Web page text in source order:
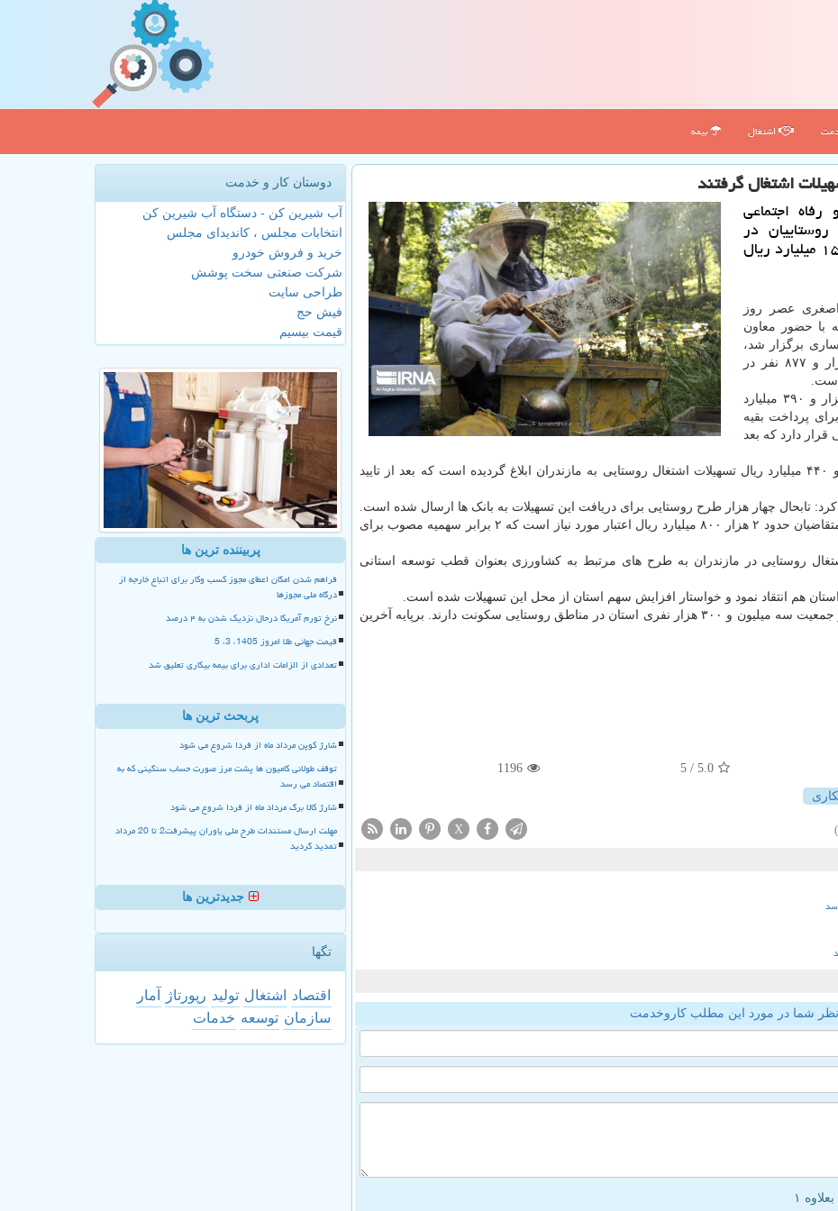
اشتغال بیمه
اجتماعی
در
چارچوب اشتغال روستایی حدود سه هزار و ۱۵۰ میلیارد ریال
اصغری عصر روز
با حضور معاون
برگزار شد،
اضافه کرد: با پرداخت این تسهیلات برای چهار هزار و ۸۷۷ نفر در
است.
وی اعتبار اشتغال روستایی استان را امسال سه هزار و ۳۹۰ میلیارد
پرداخت بقیه
دارد که بعد
اصغری افزود: علاوه بر آن مرحله جدید هم یکهزار و ۴۴۰ میلیارد ریال تسهیلات اشتغال روستایی به مازندران ابلاغ گردیده است که بعد از تایید
تابحال چهار هزار طرح روستایی برای دریافت این تسهیلات به بانک ها ارسال شده است.
وی تصریح کرد: برای پرداخت تسهیلات به این تعداد متقاضیان حدود ۲ هزار ۸۰۰ میلیارد ریال اعتبار مورد نیاز است که ۲ برابر سهمیه مصوب برای
درصد از تسهیلات اشتغال روستایی در مازندران به طرح های مرتبط به کشاورزی بعنوان قطب توسعه استانی
هم انتقاد نمود و خواستار افزایش سهم استان از محل این تسهیلات شده است.
5.0
/ 5
1196
X
نظر شما در مورد این مطلب کاروخدمت
دوستان کار و خدمت
آب شیرین کن - دستگاه آب شیرین کن
انتخابات مجلس ، کاندیدای مجلس
خرید و فروش خودرو
شرکت صنعتی سخت پوشش
طراحی سایت
فیش حج
قیمت بیسیم
پربیننده ترین ها
فراهم شدن امکان اعطای مجوز کسب وکار برای اتباع خارجه از
درگاه ملی مجوزها
نرخ تورم آمریکا درحال نزدیک شدن به ۴ درصد
قیمت جهانی طلا امروز 1405، 3، 5
تعدادی از الزامات اداری برای بیمه بیکاری تعلیق شد
پربحث ترین ها
شارژ کوپن مرداد ماه از فردا شروع می شود
توقف طولانی کامیون ها پشت مرز صورت حساب سنگینی که به
اقتصاد می رسد
شارژ کالا برگ مرداد ماه از فردا شروع می شود
مهلت ارسال مستندات طرح ملی یاوران پیشرفت2 تا 20 مرداد
تمدید گردید
جدیدترین ها
تگها
اقتصاد اشتغال تولید رپورتاژ
آمار
سازمان توسعه خدمات